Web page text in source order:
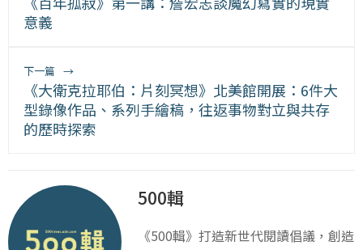
意義
下一篇 →
《大衛克拉耶伯：片刻冥想》北美館開展：6件大
型錄像作品、系列手繪稿，往返事物對立與共存
的歷時探索
500輯
《500輯》打造新世代閱讀倡議，創造